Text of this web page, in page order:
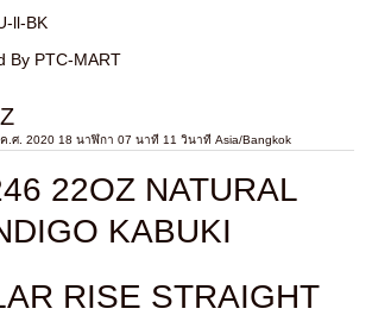
ll-BK
By PTC-MART
ศ. 2020 18 นาฬิกา 07 นาที 11 วินาที Asia/Bangkok
22OZ NATURAL
KABUKI
RISE STRAIGHT